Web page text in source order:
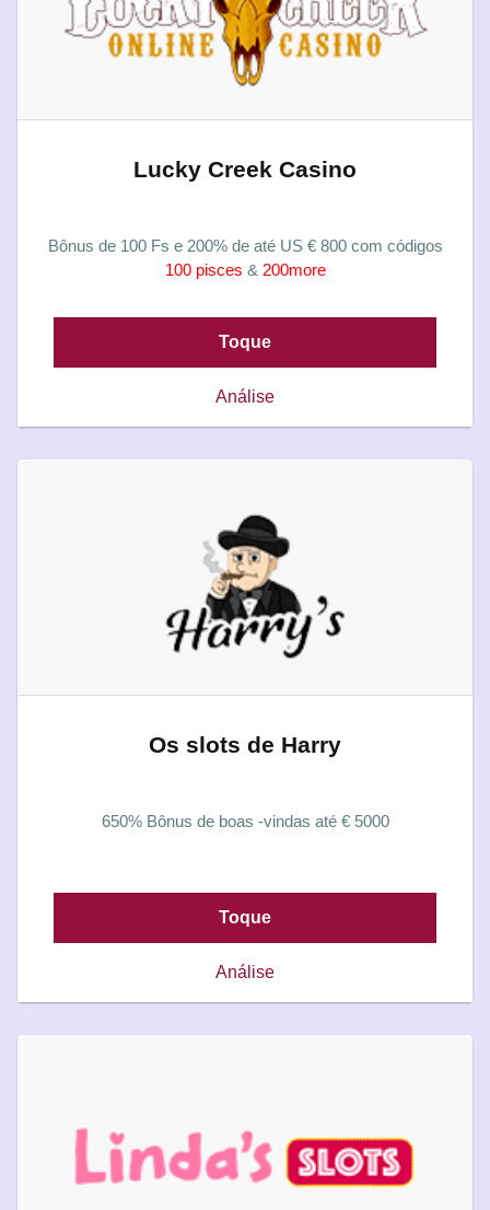
Lucky Creek Casino
Bônus de 100 Fs e 200% de até US € 800 com códigos
100 pisces & 200more
Toque
Análise
Os slots de Harry
650% Bônus de boas -vindas até € 5000
Toque
Análise